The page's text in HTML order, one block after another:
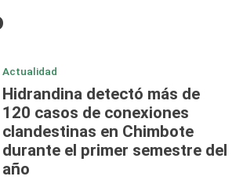
Actualidad
Hidrandina detectó más de
120 casos de conexiones
clandestinas en Chimbote
durante el primer semestre del
año